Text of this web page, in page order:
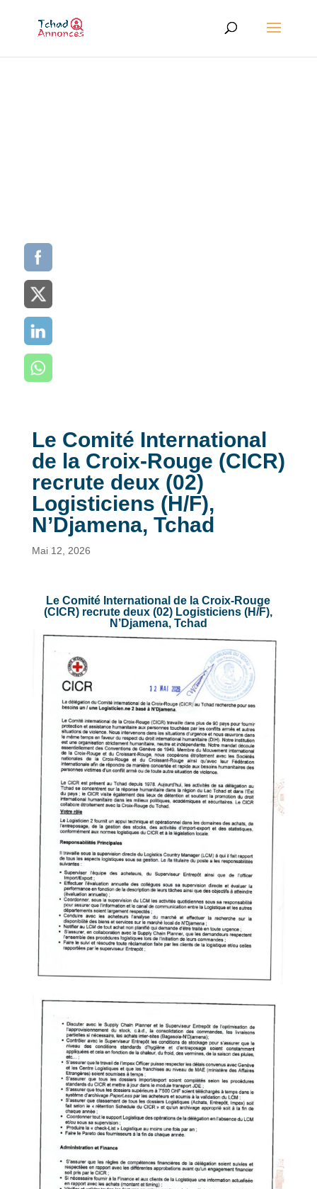
Le Comité International
de la Croix-Rouge (CICR)
recrute deux (02)
Logisticiens (H/F),
N’Djamena, Tchad
Mai 12, 2026
Le Comité International de la Croix-Rouge
(CICR) recrute deux (02) Logisticiens (H/F),
N’Djamena, Tchad